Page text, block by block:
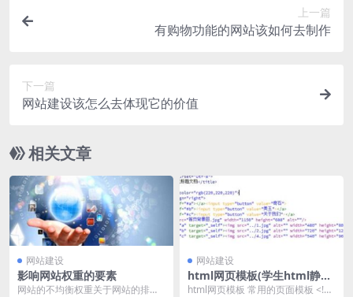
上一篇
有购物功能的网站该如何去制作
下一篇
网站建设该怎么去体现它的价值
相关文章
网站建设
影响网站权重的要素
网站的不均衡权重关于网站的排名
网站建设
html网页模板(学生html静态
网页模板)
html网页模板 常用的页面模板 <!D